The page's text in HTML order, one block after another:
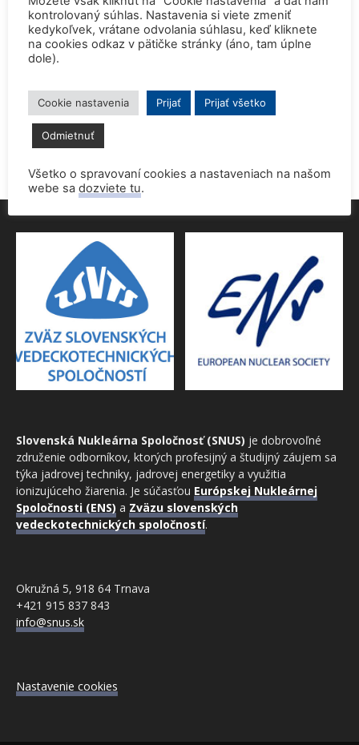
Microsoft
15. júna 2026
Prednáška o jadrovej energetike zaujala študentov aj
9. júna 2026
Povolenie jadrového dozoru pre 4.blok EMO
9. júna 2026
Slovenská Nukleárna Spoločnosť (SNUS) je dobrovoľné
združenie odborníkov, ktorých profesijný a študijný záujem sa
týka jadrovej techniky, jadrovej energetiky a využitia
ionizujúceho žiarenia. Je súčasťou Európskej Nukleárnej
Spoločnosti (ENS) a Zväzu slovenských
vedeckotechnických spoločností.
Okružná 5, 918 64 Trnava
+421 915 837 843
info@snus.sk
Nastavenie cookies
kontrolovaný súhlas. Nastavenia si viete zmeniť
kedykoľvek, vrátane odvolania súhlasu, keď kliknete
na cookies odkaz v pätičke stránky (áno, tam úplne
dole).
Cookie nastavenia Prijať Prijať všetko
Odmietnuť
Všetko o spravovaní cookies a nastaveniach na našom
webe sa dozviete tu.